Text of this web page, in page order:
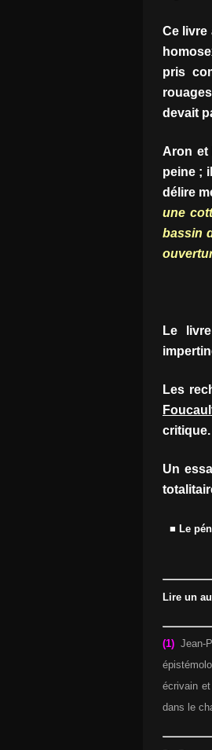
Ce livre
pris
devait
Aron et
peine ;
délire
une
bassin
Le
Les
critique.
Un
■ Le
Lire un
(1) Jean-
écrivain
dans le